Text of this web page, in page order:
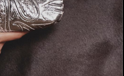
VISIT WEBSITE
الشركة
عن أُختين
أين تجدنا
السياسات